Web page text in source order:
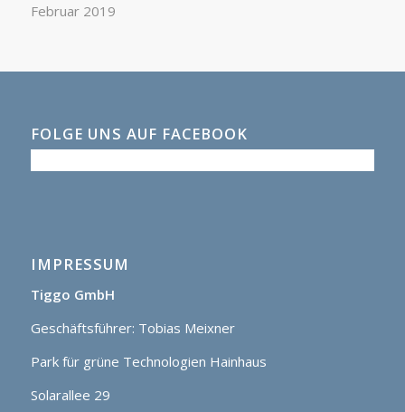
Februar 2019
FOLGE UNS AUF FACEBOOK
IMPRESSUM
Tiggo GmbH
Geschäftsführer: Tobias Meixner
Park für grüne Technologien Hainhaus
Solarallee 29